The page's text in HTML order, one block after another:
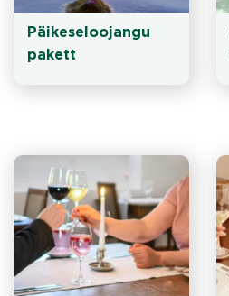
Päikeseloojangu
pakett